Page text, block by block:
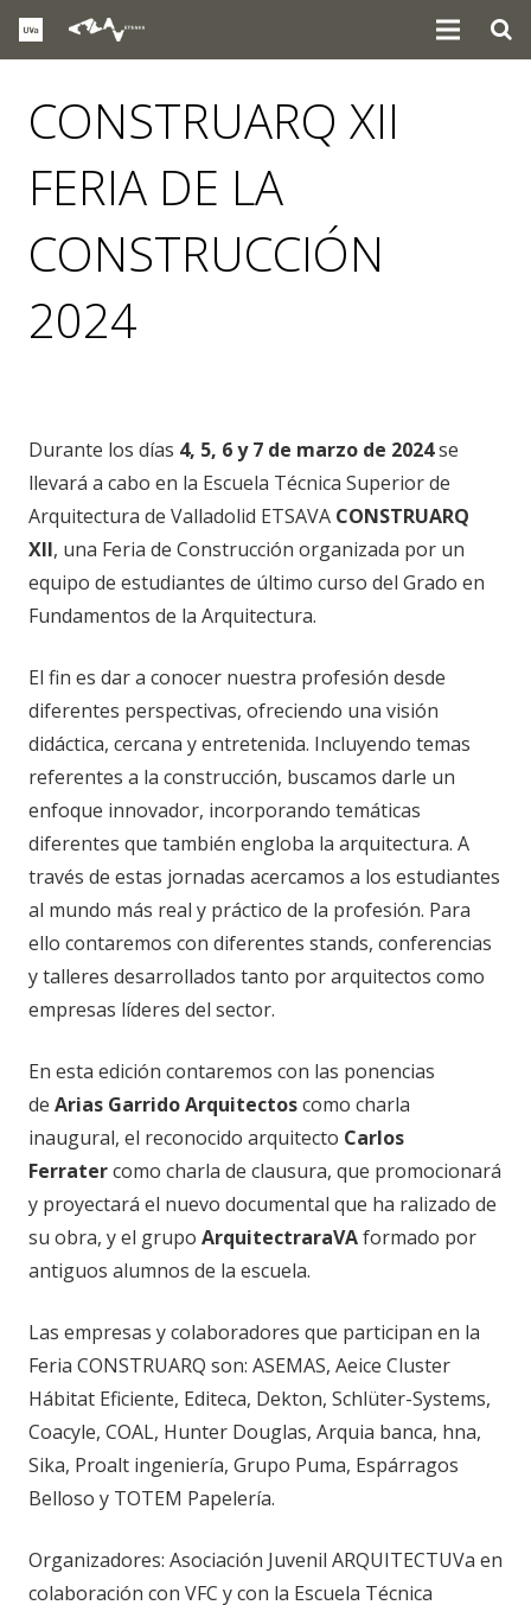
CONSTRUARQ XII
FERIA DE LA
CONSTRUCCIÓN
2024
Durante los días 4, 5, 6 y 7 de marzo de 2024se
llevará a cabo en la Escuela Técnica Superior de
Arquitectura de Valladolid ETSAVA CONSTRUARQ
XII, una Feria de Construcción organizada por un
equipo de estudiantes de último curso del Grado en
Fundamentos de la Arquitectura.
El fin es dar a conocer nuestra profesión desde
diferentes perspectivas, ofreciendo una visión
didáctica, cercana y entretenida. Incluyendo temas
referentes a la construcción, buscamos darle un
enfoque innovador, incorporando temáticas
diferentes que también engloba la arquitectura. A
través de estas jornadas acercamos a los estudiantes
al mundo más real y práctico de la profesión. Para
ello contaremos con diferentes stands, conferencias
y talleres desarrollados tanto por arquitectos como
empresas líderes del sector.
En esta edición contaremos con las ponencias
de Arias Garrido Arquitectoscomo charla
inaugural, el reconocido arquitecto Carlos
Ferratercomo charla de clausura, que promocionará
y proyectará el nuevo documental que ha ralizado de
su obra, y el grupo ArquitectraraVAformado por
antiguos alumnos de la escuela.
Las empresas y colaboradores que participan en la
Feria CONSTRUARQ son: ASEMAS, Aeice Cluster
Hábitat Eficiente, Editeca, Dekton, Schlüter-Systems,
Coacyle, COAL, Hunter Douglas, Arquia banca, hna,
Sika, Proalt ingeniería, Grupo Puma, Espárragos
Belloso y TOTEM Papelería.
Organizadores: Asociación Juvenil ARQUITECTUVa en
colaboración con VFC y con la Escuela Técnica